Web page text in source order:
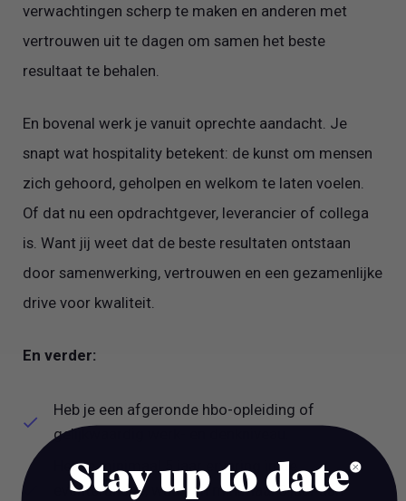
verwachtingen scherp te maken en anderen met
vertrouwen uit te dagen om samen het beste
resultaat te behalen.‍
En bovenal werk je vanuit oprechte aandacht. Je
snapt wat hospitality betekent: de kunst om mensen
zich gehoord, geholpen en welkom te laten voelen.
Of dat nu een opdrachtgever, leverancier of collega
is. Want jij weet dat de beste resultaten ontstaan
door samenwerking, vertrouwen en een gezamenlijke
drive voor kwaliteit.
En verder:
Heb je een afgeronde hbo-opleiding of
gelijkwaardig werk- en denkniveau.
Heb je minimaal 5 jaar ervaring in de
eventbranche, waarvan minimaal 3 jaar aan
Stay up to date